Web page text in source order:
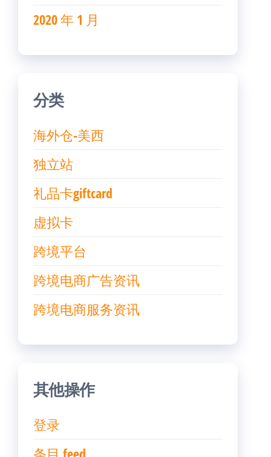
2020 年 1 月
分类
海外仓-美西
独立站
礼品卡giftcard
虚拟卡
跨境平台
跨境电商广告资讯
跨境电商服务资讯
其他操作
登录
条目 feed